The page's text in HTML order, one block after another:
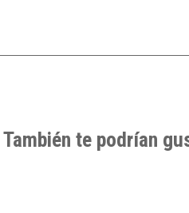
También te podrían